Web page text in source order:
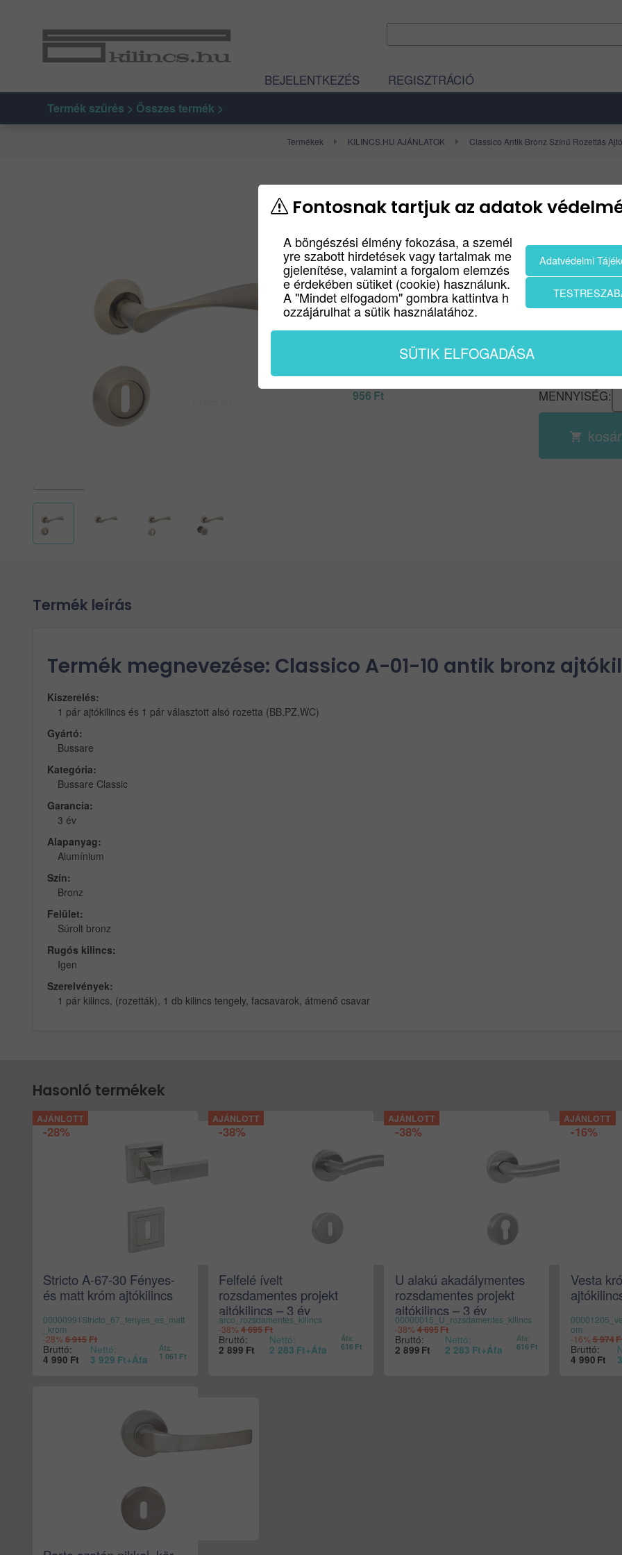
BEJELENTKEZÉS REGISZTRÁCIÓ
Termék szűrés > Összes termék >
Termékek KILINCS.HU AJÁNLATOK Classico Antik Bronz Színű Rozettás
CLASSICO ANTIK
ROZETTÁS
Classico rozettás beltéri ajtókilincs, csiszolt bronz
Termék leírás
Bruttó:
4 499Ft
956 Ft
MENNYISÉG:
Termék leírás
Termék megnevezése: Classico A-01-10 antik bronz
Kiszerelés:
1 pár ajtókilincs és 1 pár választott alsó rozetta (BB,PZ,WC)
Gyártó:
Bussare
Kategória:
Bussare Classic
Garancia:
3 év
Alapanyag:
Alumínium
Szín:
Bronz
Felület:
Súrolt bronz
Rugós kilincs:
Igen
Szerelvények:
1 pár kilincs, (rozetták), 1 db kilincs tengely, facsavarok, átmenő csavar
Hasonló termékek
-28%
Stricto A-67-30 Fényes-
és matt króm ajtókilincs
00000991Stricto_67_fenyes_es_matt
_krom
-28% 6 915Ft
Bruttó:
4 990 Ft
Nettó:
3 929 Ft+Áfa
Áfa:
1 061 Ft
-38%
Felfelé ívelt
rozsdamentes projekt
ajtókilincs – 3 év
garancia, DIN EN 1906 –
matt INOX
arco_rozsdamentes_kilincs
-38% 4 695Ft
Bruttó:
2 899 Ft
Nettó:
2 283 Ft+Áfa
Áfa:
616 Ft
-38%
U alakú akadálymentes
rozsdamentes projekt
ajtókilincs – 3 év
garancia, DIN EN 1906 –
matt INOX
00000015_U_rozsdamentes_kilincs
-38%4 695Ft
Bruttó:
2 899 Ft
Nettó:
2 283 Ft+Áfa
Áfa:
616 Ft
-16%
Vesta
om
-16% 5 974
Bruttó:
4 990 Ft
Fontosnak tartjuk az adatok
A böngészési élmény fokozása, a személ
yre szabott hirdetések vagy tartalmak me
gjelenítése, valamint a forgalom elemzés
e érdekében sütiket (cookie) használunk.
A "Mindet elfogadom" gombra kattintva h
ozzájárulhat a sütik használatához.
Adatvédelmi
SÜTIK ELFOGADÁSA